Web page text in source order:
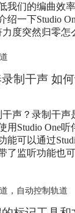
我们的编曲效
绍一下Studio
度突然归零怎
制干声 如
干声？录制干
用Studio One
能可以通过
了监听功能也
， 自动控制轨道